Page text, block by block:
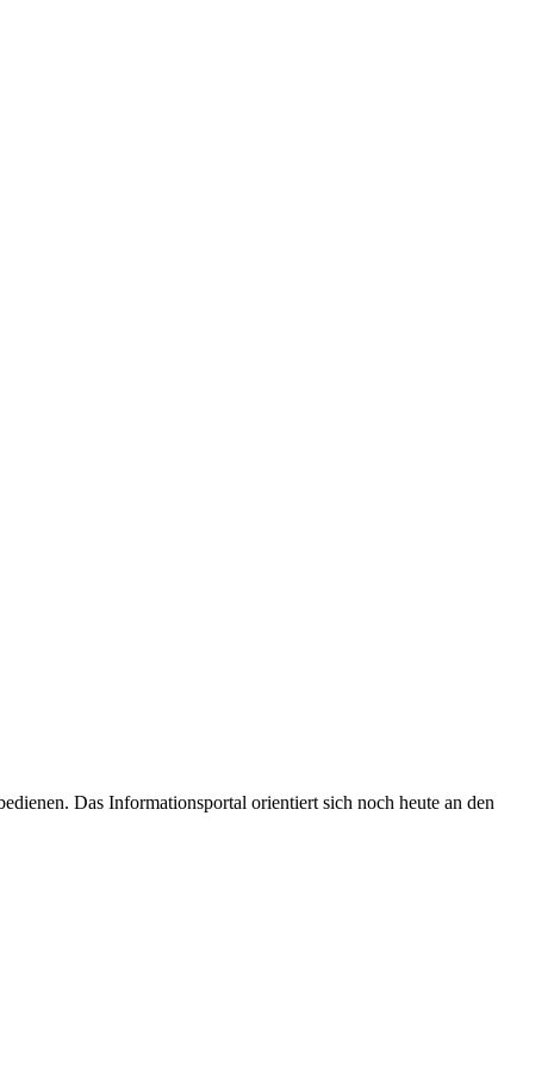
Das Informationsportal orientiert sich noch heute an den